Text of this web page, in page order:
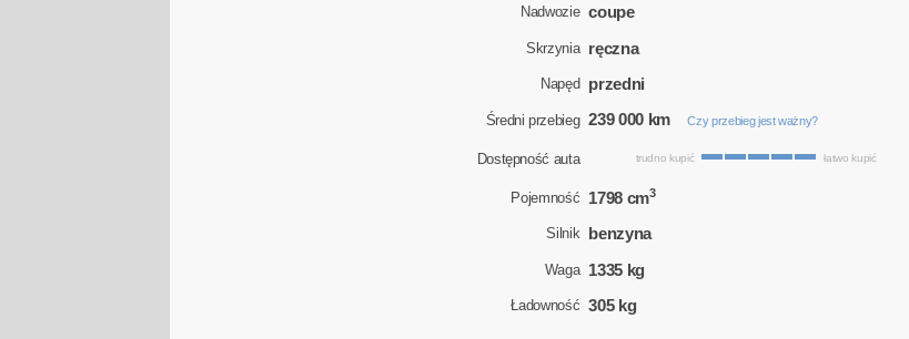
Nadwozie coupe
Skrzynia ręczna
Napęd przedni
Średni przebieg 239 000 km Czy przebieg jest ważny?
Dostępność auta trudno kupić łatwo kupić
Pojemność 1798 cm3
Silnik benzyna
Waga 1335 kg
Ładowność 305 kg